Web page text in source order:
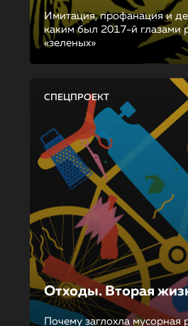
Имитация, профанация и
каким был 2017-й глазами
«зеленых»
СПЕЦПРОЕКТ
Отходы. Вторая
Почему заглохла мусорная